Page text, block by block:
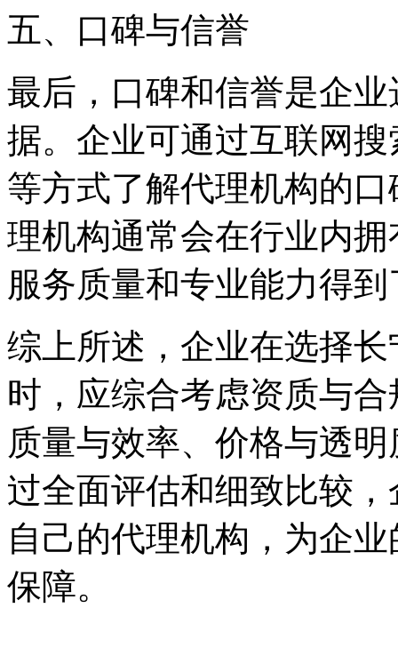
五、口碑与信誉
最后，口碑和信誉是企
据。企业可通过互联网
等方式了解代理机构的
理机构通常会在行业内
服务质量和专业能力得
综上所述，企业在选择
时，应综合考虑资质与
质量与效率、价格与透
过全面评估和细致比较
自己的代理机构，为企
保障。